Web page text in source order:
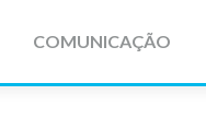
COMUNICAÇÃO